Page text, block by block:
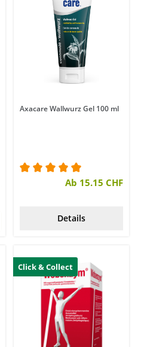
Axacare Wallwurz Gel 100 ml
Durchschnittliche
Ab 15.15 CHF
Details
Click & Collect